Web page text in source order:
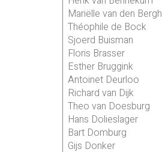
Mariëlle van den Bergh
Théophile de Bock
Sjoerd Buisman
Floris Brasser
Esther Bruggink
Antoinet Deurloo
Richard van Dijk
Theo van Doesburg
Hans Dolieslager
Bart Domburg
Gijs Donker